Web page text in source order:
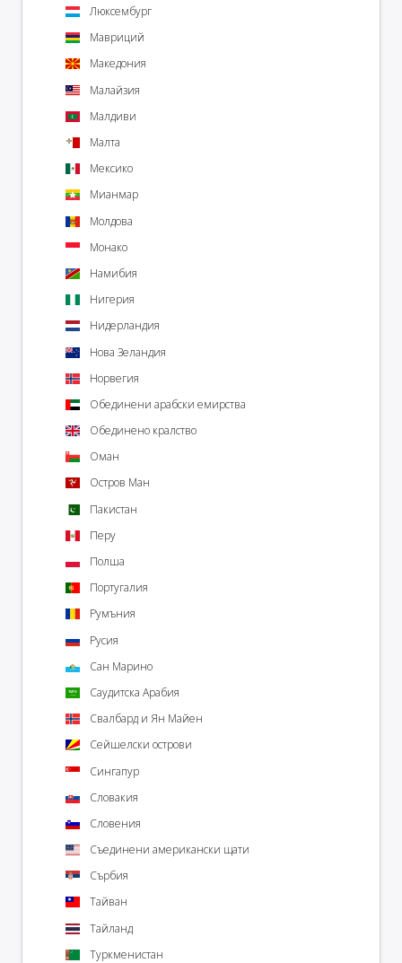
Люксембург
Мавриций
Македония
Малайзия
Малдиви
Малта
Мексико
Мианмар
Молдова
Монако
Намибия
Нигерия
Нидерландия
Нова Зеландия
Норвегия
Обединени арабски емирства
Обединено кралство
Оман
Остров Ман
Пакистан
Перу
Полша
Португалия
Румъния
Русия
Сан Марино
Саудитска Арабия
Свалбард и Ян Майен
Сейшелски острови
Сингапур
Словакия
Словения
Съединени американски щати
Сърбия
Тайван
Тайланд
Туркменистан